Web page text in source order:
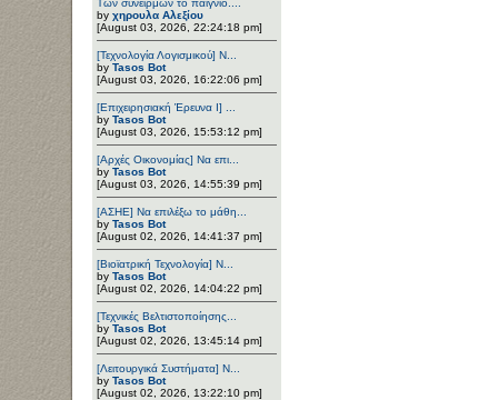
by χηρουλα Αλεξίου
[August 03, 2026, 22:24:18 pm]
[Τεχνολογία Λογισμικού] Ν...
by Tasos Bot
[August 03, 2026, 16:22:06 pm]
[Επιχειρησιακή Έρευνα Ι] ...
by Tasos Bot
[August 03, 2026, 15:53:12 pm]
[Αρχές Οικονομίας] Να επι...
by Tasos Bot
[August 03, 2026, 14:55:39 pm]
[ΑΣΗΕ] Να επιλέξω το μάθη...
by Tasos Bot
[August 02, 2026, 14:41:37 pm]
[Βιοϊατρική Τεχνολογία] Ν...
by Tasos Bot
[August 02, 2026, 14:04:22 pm]
[Τεχνικές Βελτιστοποίησης...
by Tasos Bot
[August 02, 2026, 13:45:14 pm]
[Λειτουργικά Συστήματα] Ν...
by Tasos Bot
[August 02, 2026, 13:22:10 pm]